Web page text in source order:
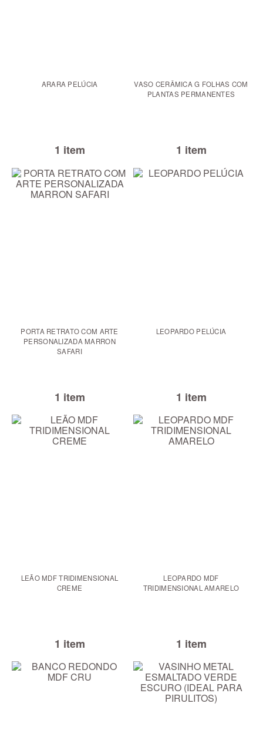
ARARA PELÚCIA
1 item
VASO CERÂMICA G FOLHAS COM
PLANTAS PERMANENTES
1 item
PORTA RETRATO COM ARTE
PERSONALIZADA MARRON
SAFARI
1 item
LEOPARDO PELÚCIA
1 item
LEÃO MDF TRIDIMENSIONAL
CREME
1 item
LEOPARDO MDF
TRIDIMENSIONAL AMARELO
1 item